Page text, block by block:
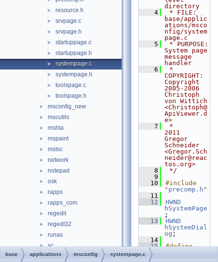
► resource.h
► srvpage.c
► srvpage.h
► startuppage.c
► startuppage.h
► systempage.c
► systempage.h
► toolspage.c
► toolspage.h
► msconfig_new
► mscutils
► mshta
► mspaint
► mstsc
► network
► notepad
► osk
► rapps
► rapps_com
► regedit
► regedt32
► runas
► sc
► screensavers
directory
    4
* FILE:
base/applic
ations/msco
nfig/system
page.c
    5
* PURPOSE:
System page
message
handler
    6
*
COPYRIGHT:
Copyright
2005-2006
Christoph
von Wittich
<Christoph@
ApiViewer.d
e>
    7
*
2011
Gregor
Schneider
<Gregor.Sch
neider@reac
tos.org>
    8
*/
    9
   10
#include
" precomp.h "
   11
   12
HWND
hSystemPage
;
   13
HWND
hSystemDial
og ;
   14
   15
#define
base applications msconfig systempage.c